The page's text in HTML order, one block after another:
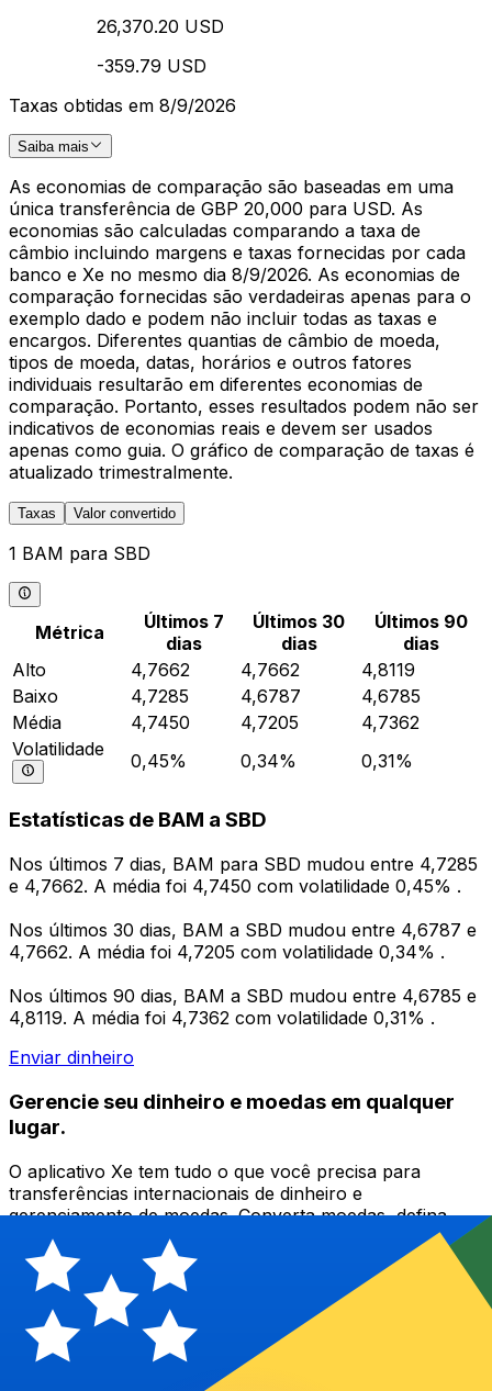
26,370.20 USD
-359.79 USD
Taxas obtidas em 8/9/2026
Saiba mais
As economias de comparação são baseadas em uma
única transferência de GBP 20,000 para USD. As
economias são calculadas comparando a taxa de
câmbio incluindo margens e taxas fornecidas por cada
banco e Xe no mesmo dia 8/9/2026. As economias de
comparação fornecidas são verdadeiras apenas para o
exemplo dado e podem não incluir todas as taxas e
encargos. Diferentes quantias de câmbio de moeda,
tipos de moeda, datas, horários e outros fatores
individuais resultarão em diferentes economias de
comparação. Portanto, esses resultados podem não ser
indicativos de economias reais e devem ser usados
apenas como guia. O gráfico de comparação de taxas é
atualizado trimestralmente.
Taxas Valor convertido
1 BAM para SBD
Métrica
Últimos 7
dias
Últimos 30
dias
Últimos 90
dias
Alto
4,7662 4,7662
4,8119
Baixo
4,7285 4,6787
4,6785
Média
4,7450 4,7205
4,7362
Volatilidade
0,45% 0,34% 0,31%
Estatísticas de BAM a SBD
Nos últimos 7 dias, BAM para SBD mudou entre 4,7285
e 4,7662. A média foi 4,7450 com volatilidade 0,45% .
Nos últimos 30 dias, BAM a SBD mudou entre 4,6787 e
4,7662. A média foi 4,7205 com volatilidade 0,34% .
Nos últimos 90 dias, BAM a SBD mudou entre 4,6785 e
4,8119. A média foi 4,7362 com volatilidade 0,31% .
Enviar dinheiro
Gerencie seu dinheiro e moedas em qualquer
lugar.
O aplicativo Xe tem tudo o que você precisa para
transferências internacionais de dinheiro e
gerenciamento de moedas. Converta moedas, defina
alertas de taxas de câmbio e transfira dinheiro para o
exterior sem taxas ocultas. Baixe hoje mesmo!